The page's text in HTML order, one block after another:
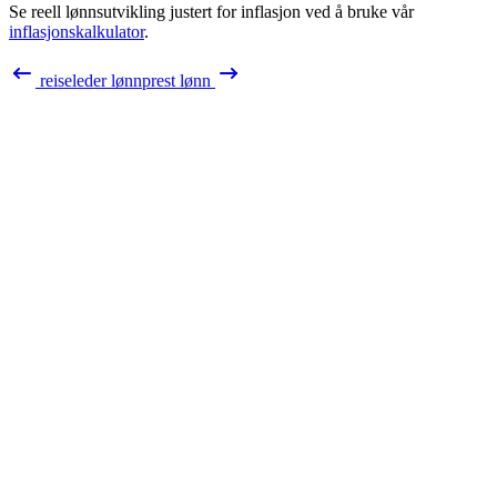
Se reell lønnsutvikling justert for inflasjon ved å bruke vår
inflasjonskalkulator.
reiselederlønnprest lønn